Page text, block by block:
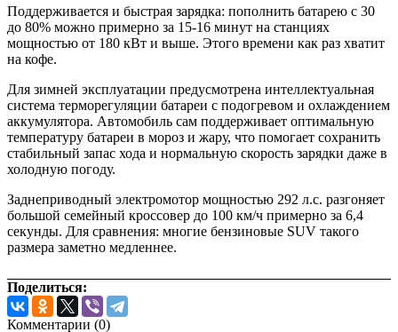
Поддерживается и быстрая зарядка: пополнить батарею с 30
до 80% можно примерно за 15-16 минут на станциях
мощностью от 180 кВт и выше. Этого времени как раз хватит
на кофе.
Для зимней эксплуатации предусмотрена интеллектуальная
система терморегуляции батареи с подогревом и охлаждением
аккумулятора. Автомобиль сам поддерживает оптимальную
температуру батареи в мороз и жару, что помогает сохранить
стабильный запас хода и нормальную скорость зарядки даже в
холодную погоду.
Заднеприводный электромотор мощностью 292 л.с. разгоняет
большой семейный кроссовер до 100 км/ч примерно за 6,4
секунды. Для сравнения: многие бензиновые SUV такого
размера заметно медленнее.
Поделиться:
Комментарии (0)